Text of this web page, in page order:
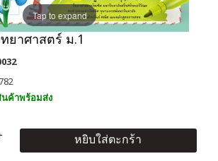
Tap to expand
ยาศาสตร์ ม.1
ค้าพร้อมส่ง
หยิบใส่ตะกร้า